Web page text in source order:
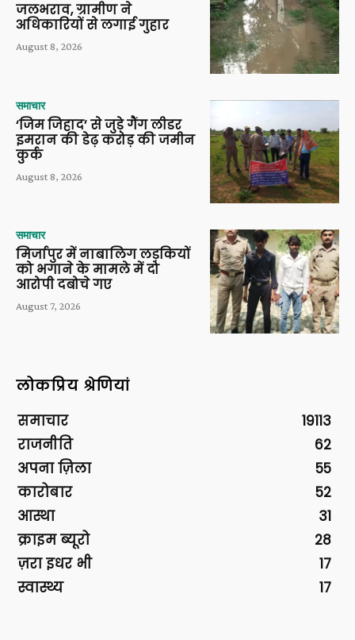
जलभराव, ग्रामीण ने
अधिकारियों से लगाई गुहार
August 8, 2026
समाचार
‘जिम जिहाद’ से जुड़े गैंग लीडर
इमरान की डेढ़ करोड़ की जमीन
कुर्क
August 8, 2026
समाचार
मिर्जापुर में नाबालिग लड़कियों
को भगाने के मामले में दो
आरोपी दबोचे गए
August 7, 2026
लोकप्रिय श्रेणियां
समाचार
19113
राजनीति
62
अपना ज़िला
55
कारोबार
52
आस्था
31
क्राइम ब्यूरो
28
ज़रा इधर भी
17
स्वास्थ्य
17